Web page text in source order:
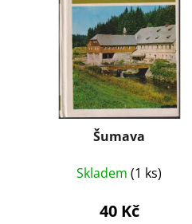
Šumava
Skladem(1 ks)
40 Kč